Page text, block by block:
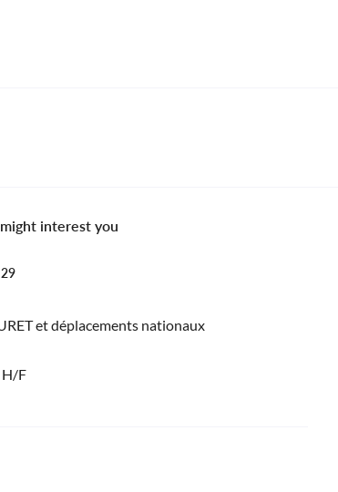
interest you
et déplacements nationaux
H/F